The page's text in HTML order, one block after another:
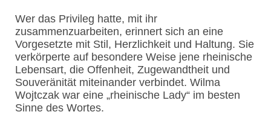
Wer das Privileg hatte, mit ihr
zusammenzuarbeiten, erinnert sich an eine
Vorgesetzte mit Stil, Herzlichkeit und Haltung. Sie
verkörperte auf besondere Weise jene rheinische
Lebensart, die Offenheit, Zugewandtheit und
Souveränität miteinander verbindet. Wilma
Wojtczak war eine „rheinische Lady“ im besten
Sinne des Wortes.